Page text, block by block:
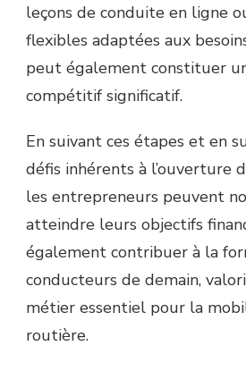
leçons de conduite en ligne
flexibles adaptées aux
peut également constituer
compétitif significatif.
En suivant ces étapes et en
défis inhérents à l’ouverture
les entrepreneurs peuvent
atteindre leurs objectifs
également contribuer à la
conducteurs de demain,
métier essentiel pour la
routière.